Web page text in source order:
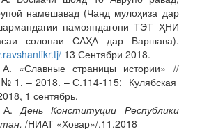
намешавад (Чанд мулоҳиза дар
намояндагони ТЭТ ҲНИ
солонаи САҲА дар Варшава).
13 Сентябри 2018.
«Славные страницы истории» //
1. – 2018. – С.114-115; Кулябская
1 сентябрь.
А. День Конституции Республики
/НИАТ «Ховар»/.11.2018